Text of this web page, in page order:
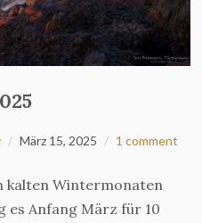
März 15, 2025 1 comment
kalten Wintermonaten
es Anfang März für 10